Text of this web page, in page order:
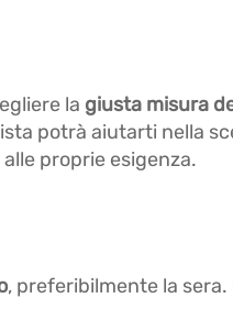
la giusta misura
potrà aiutarti nella
proprie esigenza.
, preferibilmente la